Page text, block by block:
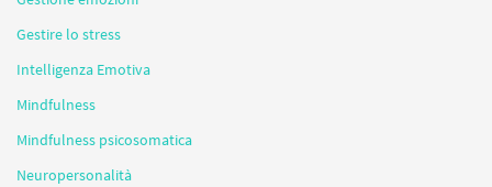
Gestire lo stress
Intelligenza Emotiva
Mindfulness
Mindfulness psicosomatica
Neuropersonalità